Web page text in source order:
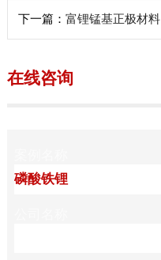
下一篇： 富锂锰基正极材料
在线咨询